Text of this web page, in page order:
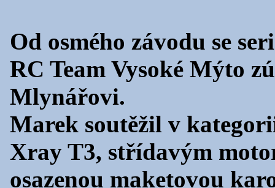
Od osmého závodu se
RC Team Vysoké Mýto
Mlynářovi.
Marek soutěžil v
Xray T3, střídavým
osazenou maketovou